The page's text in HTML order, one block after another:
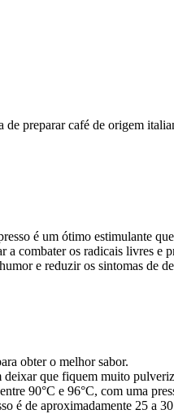
preparar café de origem
é um ótimo estimulante
a combater os radicais livres e
e reduzir os sintomas de
obter o melhor sabor.
deixar que fiquem muito
90°C e 96°C, com uma
é de aproximadamente 25 a